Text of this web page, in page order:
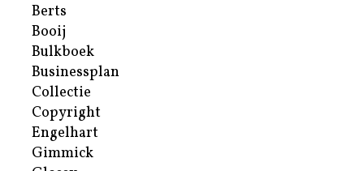
Berts
Booij
Bulkboek
Businessplan
Collectie
Copyright
Engelhart
Gimmick